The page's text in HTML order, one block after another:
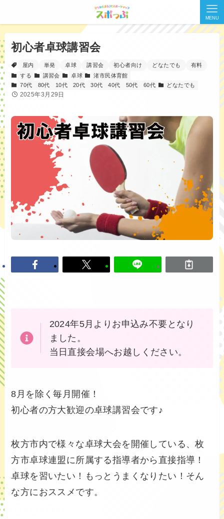
MENU
初心者卓球講習会
屋内 単発 卓球 講習会 初心者向け どなたでも
有料
する
講習会 卓球
渚市民体育館
70代
80代 10代 20代 30代 40代 50代 60代 どなたでも
2025年3月29日
2024年5月よりお申込み不要となり
ました。
当日直接会場へお越しください。
8月を除く毎月開催！
初心者の方大歓迎の卓球講習会です♪
枚方市内で様々な卓球大会を開催している、枚
方市卓球連盟に所属する指導者から直接指導！
卓球を習いたい！もっとうまくなりたい！そん
な方におススメです。